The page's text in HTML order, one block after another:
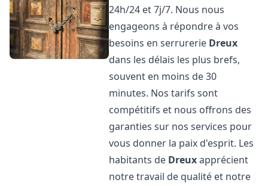
24h/24 et 7j/7. Nous nous
engageons à répondre à vos
besoins en serrurerie Dreux
dans les délais les plus brefs,
souvent en moins de 30
minutes. Nos tarifs sont
compétitifs et nous offrons des
garanties sur nos services pour
vous donner la paix d'esprit. Les
habitants de Dreuxapprécient
notre travail de qualité et notre